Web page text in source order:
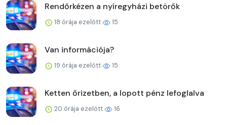
Rendőrkézen a nyíregyházi betörők
18 órája ezelőtt 15
Van információja?
19 órája ezelőtt 15
Ketten őrizetben, a lopott pénz lefoglalva
20 órája ezelőtt 16